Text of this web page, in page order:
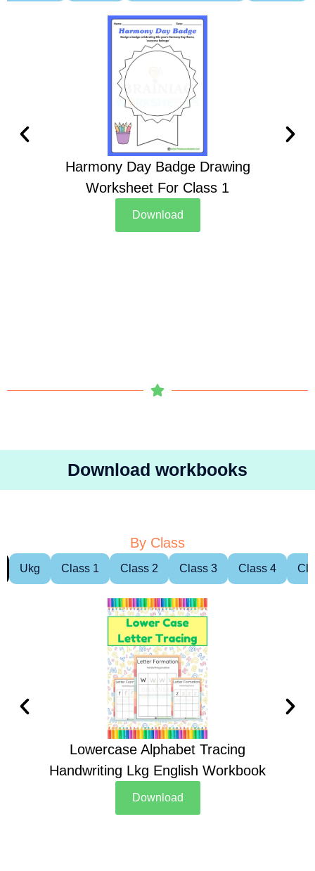
Harmony Day Badge Drawing
Worksheet For Class 1
Download
Download workbooks
By Class
Ukg Class 1 Class 2 Class 3 Class 4
Lowercase Alphabet Tracing
Handwriting Lkg English Workbook
Download